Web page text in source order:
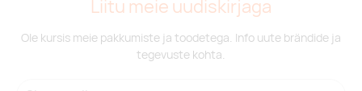
Liitu meie uudiskirjaga
Ole kursis meie pakkumiste ja toodetega. Info uute brändide ja
tegevuste kohta.